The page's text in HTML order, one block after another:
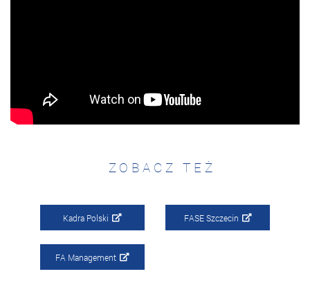
ZOBACZ TEŻ
Kadra Polski FASE Szczecin
FA Management